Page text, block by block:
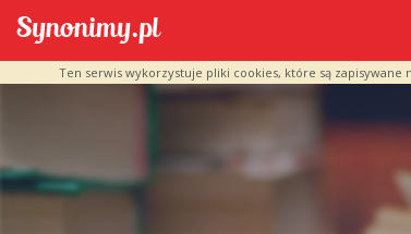
Ten serwis wykorzystuje pliki cookies, które są